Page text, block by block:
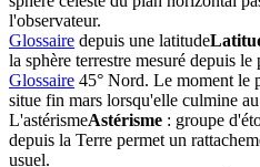
l'observateur.
Glossaire depuis une latitude
la sphère terrestre mesuré depuis le
Glossaire 45° Nord. Le moment le
situe fin mars lorsqu'elle culmine
L'astérismeAstérisme : groupe
depuis la Terre permet un
usuel.